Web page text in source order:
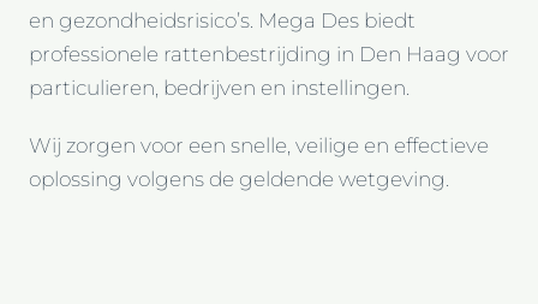
en gezondheidsrisico’s. Mega Des biedt
professionele rattenbestrijding in Den Haag voor
particulieren, bedrijven en instellingen.
Wij zorgen voor een snelle, veilige en effectieve
oplossing volgens de geldende wetgeving.